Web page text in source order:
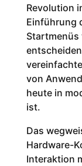
Revolution
Einführung
Startmenüs
von
heute in
ist.
Das
Hardware-
Interaktion